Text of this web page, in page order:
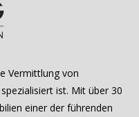
Vermittlung von
ist. Mit über 30
einer der führenden